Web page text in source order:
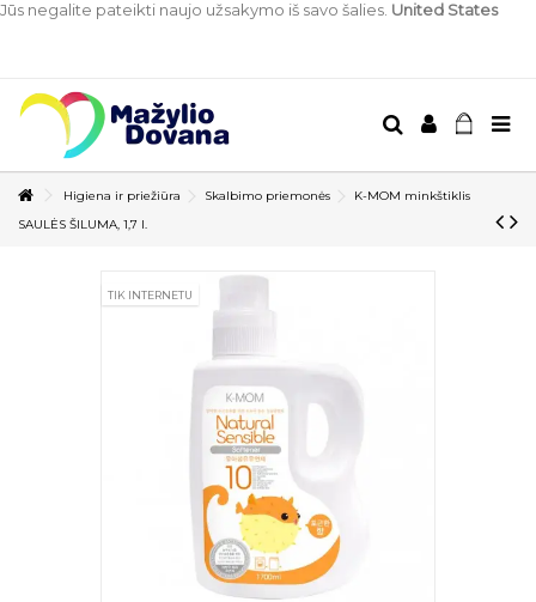
Jūs negalite pateikti naujo užsakymo iš savo šalies. United States
Higiena ir priežiūra Skalbimo priemonės
K-MOM minkštiklis
SAULĖS ŠILUMA, 1,7 l.
TIK INTERNETU